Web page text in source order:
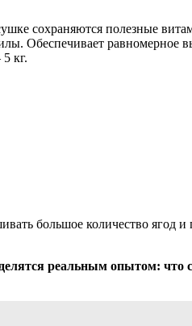
сохраняются полезные
Обеспечивает
кг.
большое количество ягод
реальным опытом: что